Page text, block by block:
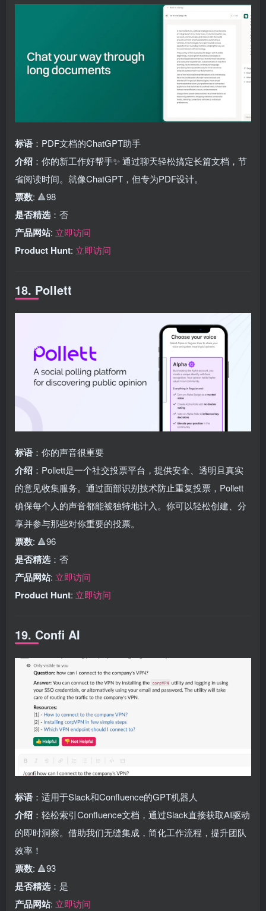
标语 ：PDF文档的ChatGPT助手
介绍 ：你的新工作好帮手✨ 通过聊天轻松搞定长篇文档，节
省阅读时间。就像ChatGPT，但专为PDF设计。
票数: 🔺98
是否精选 ：否
产品网站: 立即访问
Product Hunt: 立即访问
18. Pollett
标语 ：你的声音很重要
介绍 ：Pollett是一个社交投票平台，提供安全、透明且真实
的意见收集服务。通过面部识别技术防止重复投票，Pollett
确保每个人的声音都能被独特地计入。你可以轻松创建、分
享并参与那些对你重要的投票。
票数: 🔺96
是否精选 ：否
产品网站: 立即访问
Product Hunt: 立即访问
19. Confi AI
标语 ：适用于Slack和Confluence的GPT机器人
介绍 ：轻松索引Confluence文档，通过Slack直接获取AI驱动
的即时洞察。借助我们无缝集成，简化工作流程，提升团队
效率！
票数: 🔺93
是否精选 ：是
产品网站: 立即访问